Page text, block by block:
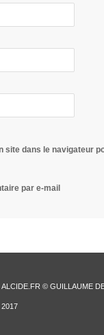
site dans le navigateur
par e-mail
ALCIDE.FR © GUILLAUME
2017